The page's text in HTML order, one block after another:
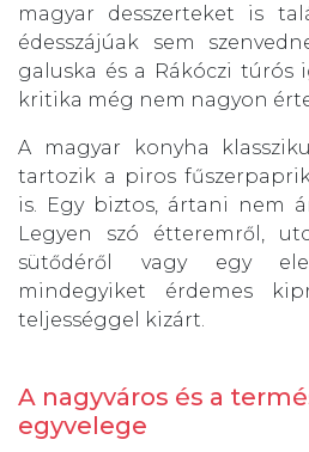
magyar desszerteket is
édesszájúak sem
galuska és a Rákóczi túrós
kritika még nem nagyon
A magyar konyha
tartozik a piros
is. Egy biztos, ártani nem
Legyen szó étteremről,
sütődéről vagy egy
mindegyiket érdemes
teljességgel kizárt.
A nagyváros és a
egyvelege